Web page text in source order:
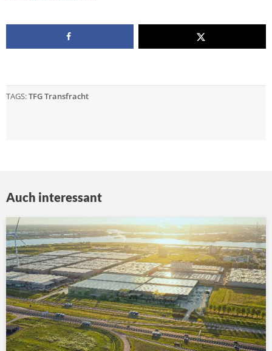
TAGS:TFG Transfracht
Auch interessant